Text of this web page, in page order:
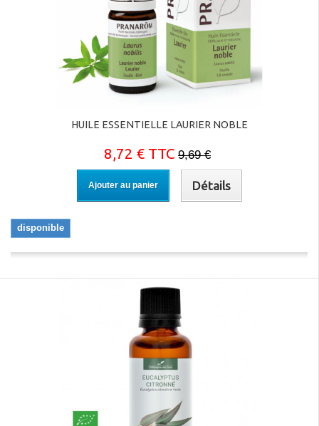
HUILE ESSENTIELLE LAURIER NOBLE
8,72 € TTC 9,69 €
Ajouter au panier Détails
disponible